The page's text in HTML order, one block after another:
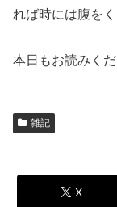
れば時には腹を
本日もお読みく
雑記
X